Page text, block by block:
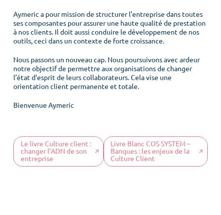
Aymeric a pour mission de structurer l’entreprise dans toutes
ses composantes pour assurer une haute qualité de prestation
à nos clients. Il doit aussi conduire le développement de nos
outils, ceci dans un contexte de forte croissance.
Nous passons un nouveau cap. Nous poursuivons avec ardeur
notre objectif de permettre aux organisations de changer
l’état d’esprit de leurs collaborateurs. Cela vise une
orientation client permanente et totale.
Bienvenue Aymeric
Le livre Culture client :
changer l’ADN de son
entreprise
Livre Blanc COS SYSTEM –
Banques : les enjeux de la
Culture Client